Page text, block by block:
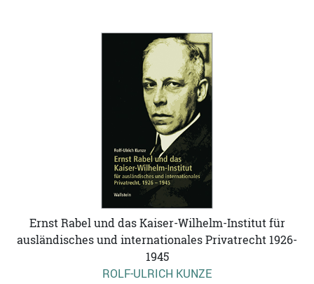
Ernst Rabel und das Kaiser-Wilhelm-Institut für
ausländisches und internationales Privatrecht 1926-
1945
ROLF-ULRICH KUNZE